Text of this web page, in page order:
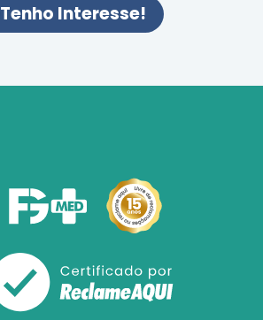
Tenho Interesse!